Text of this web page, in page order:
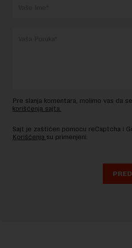
Pre slanja komentara, molimo vas da
korišćenja sajta.
Sajt je zaštićen pomocu reCaptcha i
Korišćenja su primenjeni.